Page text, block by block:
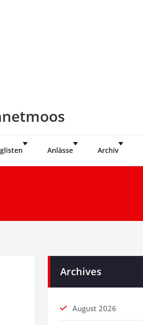
Anlässe Archiv
Archives
August 2026